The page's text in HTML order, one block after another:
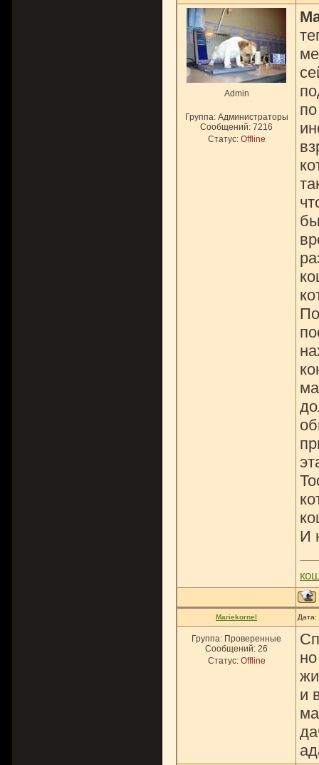
Admin
Группа: Администраторы
Сообщений: 7216
Статус: Offline
И
Mariekornel
Группа: Проверенные
Сообщений: 26
Статус: Offline
и